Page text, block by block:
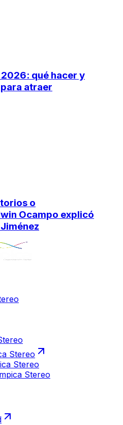
qué hacer y
atraer
o
Ocampo explicó
Stereo
Stereo
Stereo